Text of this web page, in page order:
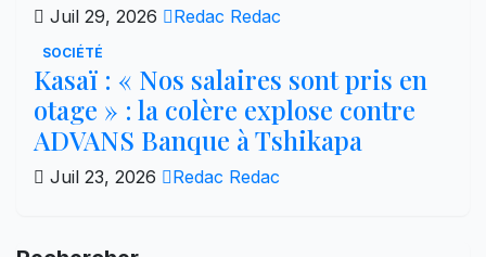
Juil 29, 2026 Redac Redac
SOCIÉTÉ
Kasaï : « Nos salaires sont pris en
otage » : la colère explose contre
ADVANS Banque à Tshikapa
Juil 23, 2026 Redac Redac